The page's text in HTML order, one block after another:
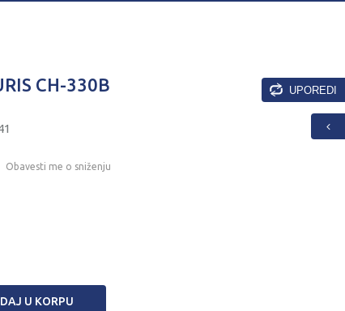
CH-330B
Obavesti me o sniženju
U KORPU
UPOREDI